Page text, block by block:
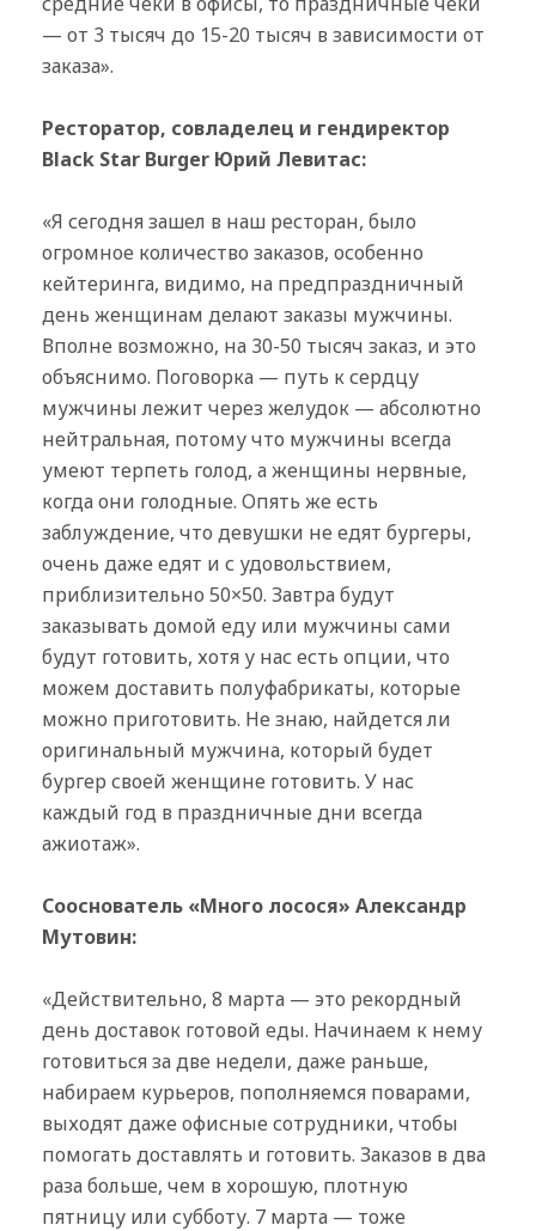
— от 3 тысяч до 15-20 тысяч в зависимости от
заказа».
Ресторатор, совладелец и гендиректор
Black Star Burger Юрий Левитас:
«Я сегодня зашел в наш ресторан, было
огромное количество заказов, особенно
кейтеринга, видимо, на предпраздничный
день женщинам делают заказы мужчины.
Вполне возможно, на 30-50 тысяч заказ, и это
объяснимо. Поговорка — путь к сердцу
мужчины лежит через желудок — абсолютно
нейтральная, потому что мужчины всегда
умеют терпеть голод, а женщины нервные,
когда они голодные. Опять же есть
заблуждение, что девушки не едят бургеры,
очень даже едят и с удовольствием,
приблизительно 50×50. Завтра будут
заказывать домой еду или мужчины сами
будут готовить, хотя у нас есть опции, что
можем доставить полуфабрикаты, которые
можно приготовить. Не знаю, найдется ли
оригинальный мужчина, который будет
бургер своей женщине готовить. У нас
каждый год в праздничные дни всегда
ажиотаж».
Сооснователь «Много лосося» Александр
Мутовин:
«Действительно, 8 марта — это рекордный
день доставок готовой еды. Начинаем к нему
готовиться за две недели, даже раньше,
набираем курьеров, пополняемся поварами,
выходят даже офисные сотрудники, чтобы
помогать доставлять и готовить. Заказов в два
раза больше, чем в хорошую, плотную
пятницу или субботу. 7 марта — тоже